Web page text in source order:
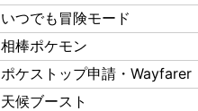
いつでも冒険モード
相棒ポケモン
ポケストップ申請・Wayfarer
天候ブースト